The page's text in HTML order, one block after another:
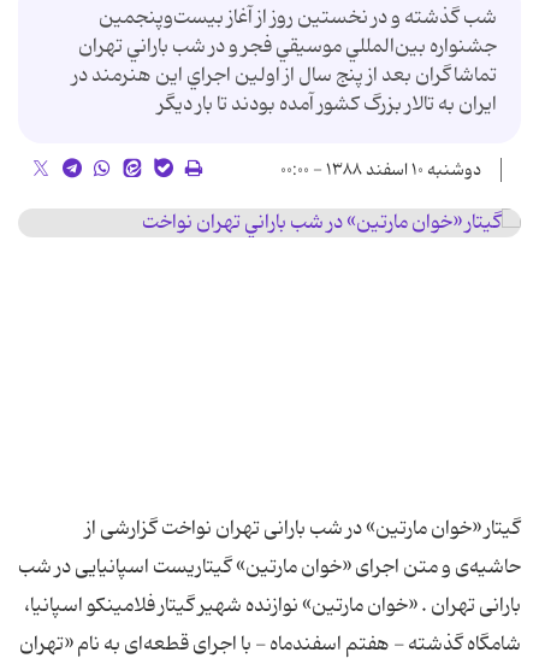
شب گذشته و در نخستين روز از آغاز بيست‌وپنجمين
جشنواره بين‌المللي موسيقي فجر و در شب باراني تهران
تماشاگران بعد از پنج سال از اولين اجراي اين هنرمند در
ايران به تالار بزرگ كشور آمده بودند تا بار ديگر
دوشنبه ۱۰ اسفند ۱۳۸۸ - ۰۰:۰۰
گیتار «خوان‌ مارتین» در شب‌ بارانی تهران نواخت گزارشی از
حاشیه‌ی و متن اجرای «خوان‌ مارتین» گیتاریست اسپانیایی در شب‌
بارانی تهران . «خوان‌ مارتین» نوازنده شهیر گیتار فلامینكو اسپانیا،
شامگاه گذشته - هفتم اسفندماه - با اجرای قطعه‌ای به نام «تهران